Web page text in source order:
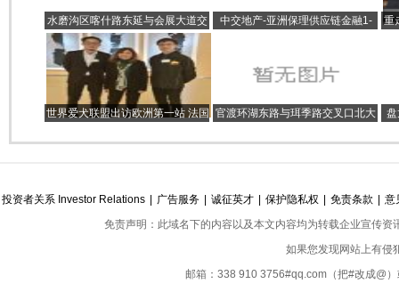
水磨沟区喀什路东延与会展大道交
汇处乌鲁木齐碧桂园价格为9800
元/m²
中交地产-亚洲保理供应链金融1-
重
世界爱犬联盟出访欧洲第一站 法国
官渡环湖东路与珥季路交叉口北大
投资者关系 Investor Relations 广告服务 诚征英才 保护隐私权 免责条款
意
免责声明：此域名下的内容以及本文内容均为转载企业宣传
如果您发现网站上有侵
邮箱：338 910 3756#qq.com（把#改成@